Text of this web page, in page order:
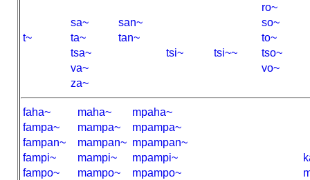
ro~
sa~
san~
so~
t~
ta~ tan~
to~
tsa~
tsi~ tsi~~
tso~
va~
vo~
za~
faha~ maha~
mpaha~
fampa~
mampa~
mpampa~
fampan~
mampan~ mpampan~
fampi~
mampi~ mpampi~
fampo~
mampo~ mpampo~